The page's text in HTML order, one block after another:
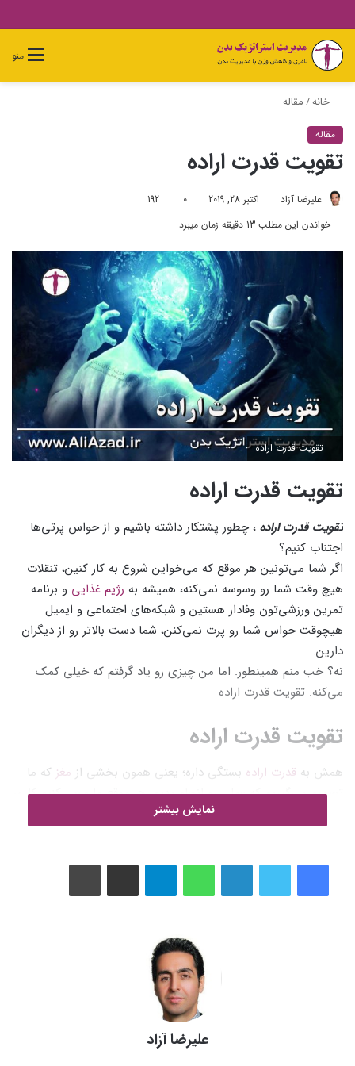
منوجستجو
برایپوسته
سبد
خانه/مقاله
مقاله
تقویت قدرت اراده
علیرضا آزاد اکتبر 28, 2019 0
192
خواندن این مطلب 13 دقیقه زمان میبرد
تقویت قدرت اراده
تقویت قدرت اراده
تقویت قدرت اراده ، چطور پشتکار داشته باشیم و از حواس پرتی‌ها
اجتناب کنیم؟
اگر شما می‌تونین هر موقع که می‌خواین شروع به کار کنین، تنقلات
هیچ وقت شما رو وسوسه نمی‌کنه، همیشه به رژیم غذایی و برنامه
تمرین ورزشی‌تون وفادار هستین و شبکه‌های اجتماعی و ایمیل
هیچوقت حواس شما رو پرت نمی‌کنن، شما دست بالاتر رو از دیگران
دارین.
نه؟ خب منم همینطور. اما من چیزی رو یاد گرفتم که خیلی کمک
می‌کنه. تقویت قدرت اراده
تقویت قدرت اراده
همش به قدرت اراده بستگی داره؛ یعنی همون بخشی از مغز که ما
تصمیم می‌گیریم که عملی رو انجام بدیم. هر موقع ما سعی کنیم کاری
رو انجام بدیم که بر خلاف انگیزه، عادت و تمایلات ما باشه، داریم از
کشاکش اراده درونی رو توصیف کرده. در این حالت، شما یک ذهن
توصیف‌گر انگیزه روحی و خواسته‌های ما هستن کشیده می‌شه.
ارابه‌ران می‌تونه برای مدتی اسب‌ها رو هدایت کنه، اما اگر مدت
زیادی با اونها بجنگه و یا نیروی کافی نداشته باشه، اسب‌ها در نهایت
کنترل ارابه رو به دست می‌گیرن و علیه تمایلات منطقی ما عمل
نمایش بیشتر
لینکدین واتس آپ تلگرام اشتراک گذاری از طریق ایمیل چاپ
علیرضا آزاد